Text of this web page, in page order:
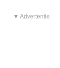
▼ Advertentie